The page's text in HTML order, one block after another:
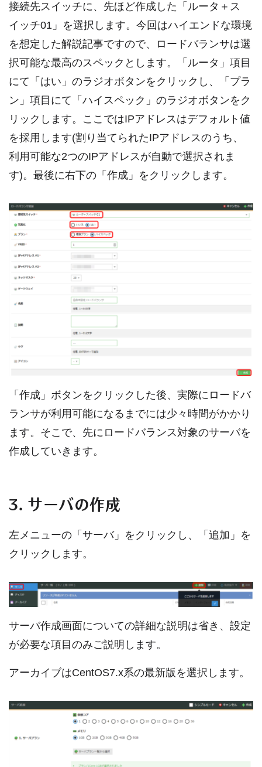
接続先スイッチに、先ほど作成した「ルータ＋ス
イッチ01」を選択します。今回はハイエンドな環境
を想定した解説記事ですので、ロードバランサは選
択可能な最高のスペックとします。「ルータ」項目
にて「はい」のラジオボタンをクリックし、「プラ
ン」項目にて「ハイスペック」のラジオボタンをク
リックします。ここではIPアドレスはデフォルト値
を採用します(割り当てられたIPアドレスのうち、
利用可能な2つのIPアドレスが自動で選択されま
す)。最後に右下の「作成」をクリックします。
「作成」ボタンをクリックした後、実際にロードバ
ランサが利用可能になるまでには少々時間がかかり
ます。そこで、先にロードバランス対象のサーバを
作成していきます。
3. サーバの作成
左メニューの「サーバ」をクリックし、「追加」を
クリックします。
サーバ作成画面についての詳細な説明は省き、設定
が必要な項目のみご説明します。
アーカイブはCentOS7.x系の最新版を選択します。